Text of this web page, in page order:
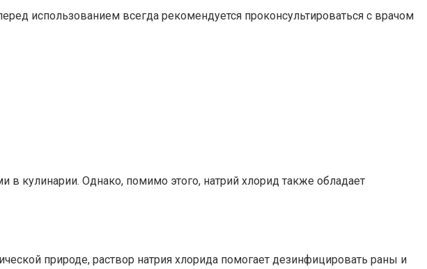
использованием всегда рекомендуется проконсультироваться с врачом
кулинарии. Однако, помимо этого, натрий хлорид также обладает
природе, раствор натрия хлорида помогает дезинфицировать раны и